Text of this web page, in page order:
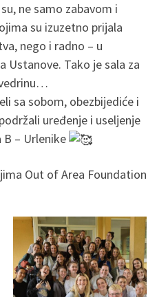
ne samo zabavom i
su izuzetno prijala
nego i radno – u
Ustanove. Tako je sala za
sa sobom, obezbijediće i
uređenje i useljenje
– Urlenike
Out of Area Foundation